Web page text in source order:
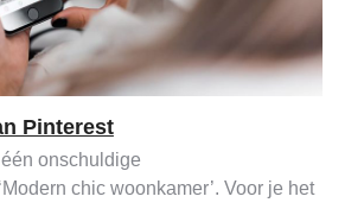
Pinterest
onschuldige
chic woonkamer’. Voor je het